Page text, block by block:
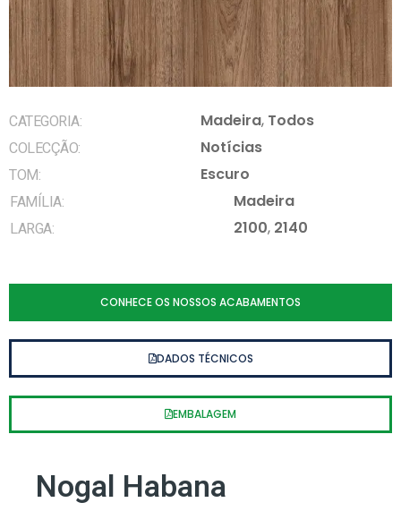
CATEGORIA: Madeira, Todos
COLECÇÃO: Notícias
TOM: Escuro
FAMÍLIA: Madeira
LARGA: 2100, 2140
CONHECE OS NOSSOS ACABAMENTOS
DADOS TÉCNICOS
EMBALAGEM
Nogal Habana